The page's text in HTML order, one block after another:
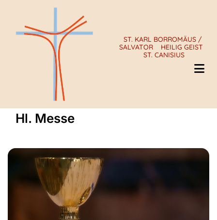
ST. KARL BORROMÄUS /
SALVATOR
HEILIG GEIST
ST. CANISIUS
Hl. Messe